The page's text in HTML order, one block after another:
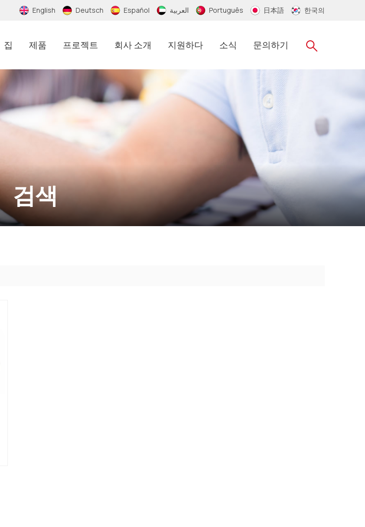
English Deutsch Español العربية Português 日本語 한국의
집 제품 프로젝트 회사 소개 지원하다 소식 문의하기
검색